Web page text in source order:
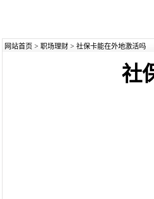
网站首页 > 职场理财> 社保卡能在外地激活吗
社